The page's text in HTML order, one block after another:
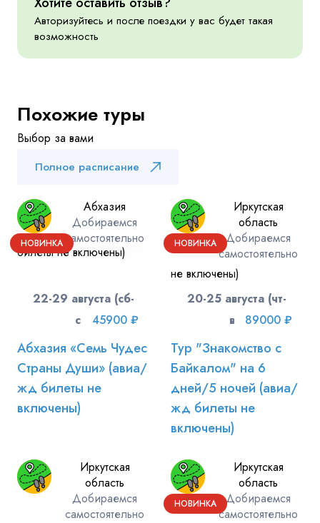
Авторизуйтесь и после поездки у вас будет такая
возможность
Похожие туры
Выбор за вами
Полное расписание
НОВИНКА
Абхазия
Добираемся
самостоятельно
22-29 августа (сб-
сб) 45900 ₽
Абхазия «Семь Чудес
Страны Души» (авиа/
жд билеты не
включены)
НОВИНКА
Иркутская
область
Добираемся
самостоятельно
20-25 августа (чт-
вт) 89000 ₽
Тур "Знакомство с
Байкалом" на 6
дней/5 ночей (авиа/
жд билеты не
включены)
Иркутская
область
Добираемся
самостоятельно
НОВИНКА
Иркутская
область
Добираемся
самостоятельно